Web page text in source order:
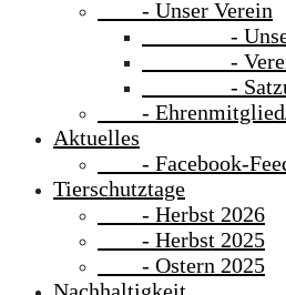
- Unser Verein
- Unser
-
-
-
Aktuelles
- Facebook-
Tierschutztage
- Herbst 2026
- Herbst 2025
- Ostern 2025